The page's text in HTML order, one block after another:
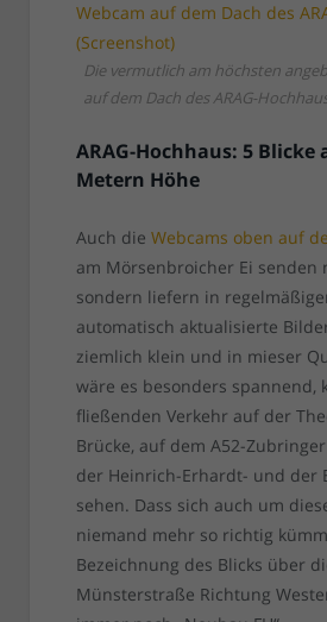
Die vermutlich am höchsten
auf dem Dach des ARAG-
ARAG-Hochhaus: 5 Blicke
Metern Höhe
Auch die Webcams oben auf
am Mörsenbroicher Ei senden
sondern liefern in
automatisch aktualisierte
ziemlich klein und in mieser
wäre es besonders spannend,
fließenden Verkehr auf der
Brücke, auf dem A52-
der Heinrich-Erhardt- und der
sehen. Dass sich auch um
niemand mehr so richtig
Bezeichnung des Blicks über
Münsterstraße Richtung